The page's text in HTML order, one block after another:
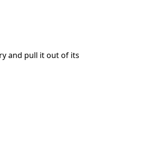
and pull it out of its